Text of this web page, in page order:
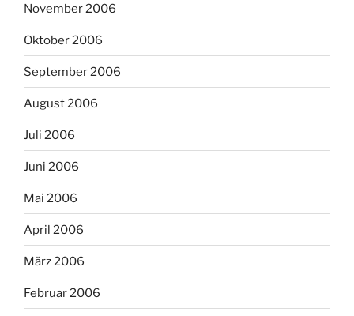
November 2006
Oktober 2006
September 2006
August 2006
Juli 2006
Juni 2006
Mai 2006
April 2006
März 2006
Februar 2006